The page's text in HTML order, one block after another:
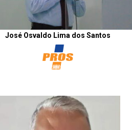
José Osvaldo Lima dos Santos